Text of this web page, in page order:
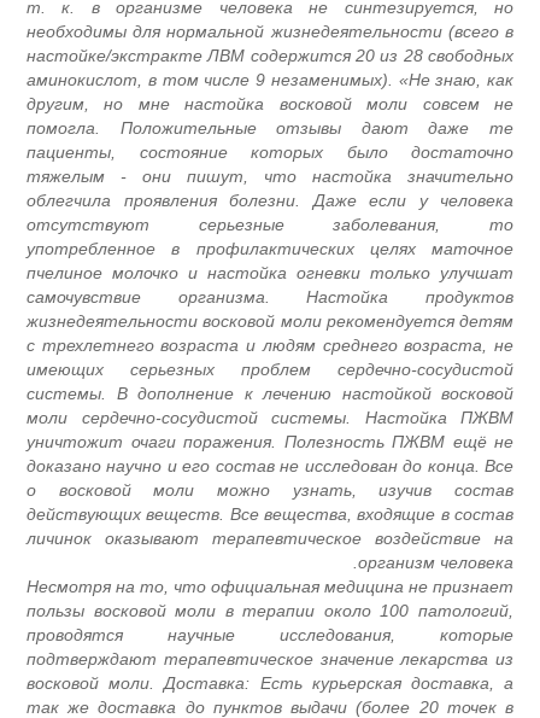
т. к. в организме человека не синтезируется,
необходимы для нормальной жизнедеятельности (всего
настойке/экстракте ЛВМ содержится 20 из 28
аминокислот, в том числе 9 незаменимых). «Не знаю,
другим, но мне настойка восковой моли совсем
помогла. Положительные отзывы дают даже
пациенты, состояние которых было
тяжелым - они пишут, что настойка
облегчила проявления болезни. Даже если у
отсутствуют серьезные заболевания,
употребленное в профилактических целях
пчелиное молочко и настойка огневки только
самочувствие организма. Настойка
жизнедеятельности восковой моли рекомендуется
с трехлетнего возраста и людям среднего возраста,
имеющих серьезных проблем сердечно-
системы. В дополнение к лечению настойкой
моли сердечно-сосудистой системы. Настойка
уничтожит очаги поражения. Полезность ПЖВМ ещё
доказано научно и его состав не исследован до конца.
о восковой моли можно узнать, изучив
действующих веществ. Все вещества, входящие в
личинок оказывают терапевтическое воздействие
организм
Несмотря на то, что официальная медицина не
пользы восковой моли в терапии около 100
проводятся научные исследования,
подтверждают терапевтическое значение лекарства
восковой моли. Доставка: Есть курьерская доставка,
так же доставка до пунктов выдачи (более 20 точек